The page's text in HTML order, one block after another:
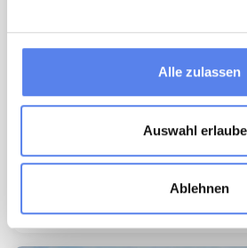
Alle zulassen
Auswahl
Ablehnen